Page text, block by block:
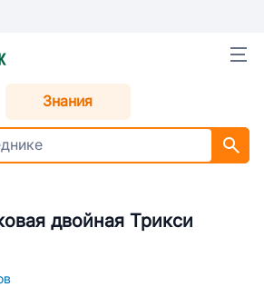
Знания
двойная Трикси